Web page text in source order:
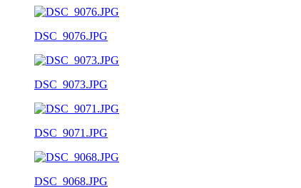
DSC_9076.JPG
DSC_9073.JPG
DSC_9071.JPG
DSC_9068.JPG